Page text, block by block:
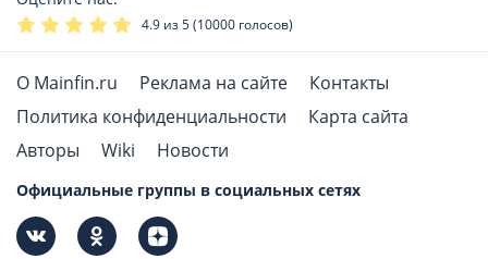
4.9 из 5 (10000 голосов)
О Mainfin.ru Реклама на сайте
Контакты
Политика конфиденциальности
Карта сайта
Авторы
Wiki Новости
Официальные группы в социальных сетях